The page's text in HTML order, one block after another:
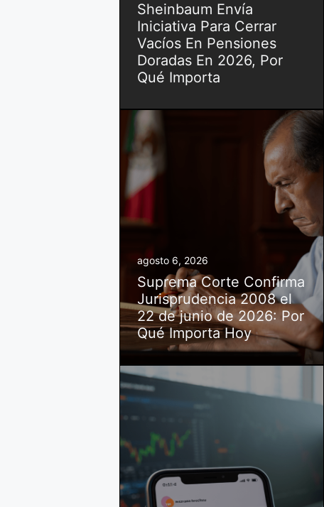
Sheinbaum Envía
Iniciativa Para Cerrar
Vacíos En Pensiones
Doradas En 2026, Por
Qué Importa
agosto 6, 2026
Suprema Corte Confirma
Jurisprudencia 2008 el
22 de junio de 2026: Por
Qué Importa Hoy